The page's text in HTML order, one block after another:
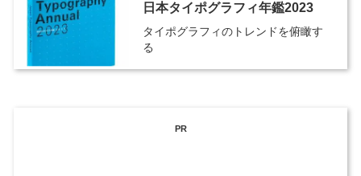
日本タイポグラフィ年鑑2023
タイポグラフィのトレンドを俯瞰す
る
PR